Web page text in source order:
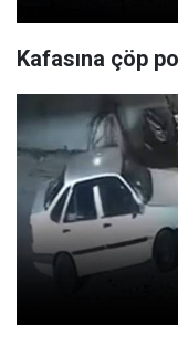
Kafasına çöp